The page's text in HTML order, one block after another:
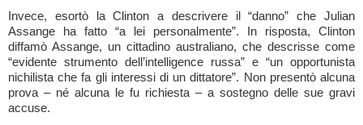
Invece, esortò la Clinton a descrivere il “danno” che Julian
Assange ha fatto “a lei personalmente”. In risposta, Clinton
diffamò Assange, un cittadino australiano, che descrisse come
“evidente strumento dell’intelligence russa” e “un opportunista
nichilista che fa gli interessi di un dittatore”. Non presentò alcuna
prova – né alcuna le fu richiesta – a sostegno delle sue gravi
accuse.